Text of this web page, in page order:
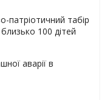
патріотичний табір
100 дітей
аварії в